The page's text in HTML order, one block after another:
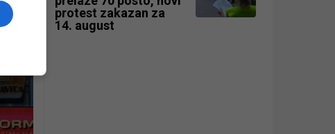
protest zakazan za
14. august